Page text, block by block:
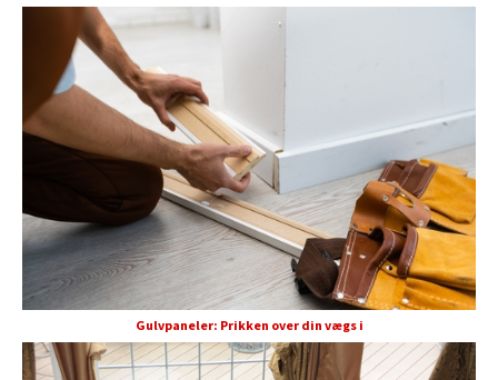
Gulvpaneler: Prikken over din vægs i